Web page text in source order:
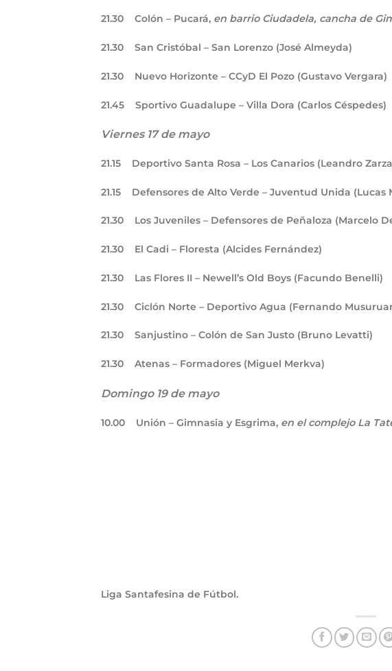
21.30 Colón – Pucará, en barrio Ciudadela, cancha de
21.30 San Cristóbal – San Lorenzo (José Almeyda)
21.30 Nuevo Horizonte – CCyD El Pozo (Gustavo Vergara)
21.45 Sportivo Guadalupe – Villa Dora (Carlos Céspedes)
Viernes 17 de mayo
21.15 Deportivo Santa Rosa – Los Canarios (Leandro
21.15 Defensores de Alto Verde – Juventud Unida (Lucas
21.30 Los Juveniles – Defensores de Peñaloza (Marcelo
21.30 El Cadi – Floresta (Alcides Fernández)
21.30 Las Flores II – Newell’s Old Boys (Facundo Benelli)
21.30 Ciclón Norte – Deportivo Agua (Fernando
21.30 Sanjustino – Colón de San Justo (Bruno Levatti)
21.30 Atenas – Formadores (Miguel Merkva)
Domingo 19 de mayo
10.00 Unión – Gimnasia y Esgrima, en el complejo La
Liga Santafesina de Fútbol.